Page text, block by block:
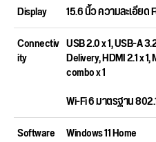
Display
15.6 นิ้ว ความละเอียด
Connectiv
ity
USB 2.0 x 1, USB-A
Delivery, HDMI 2.1 x
combo x 1
Wi-Fi 6 มาตรฐาน
Software Windows 11 Home